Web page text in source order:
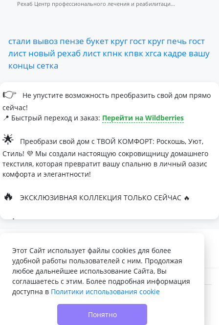
Рехаб Центр профессионального лечения и реабилитаци...
стали вывоз пензе букет круг гост круг печь гост
лист новый рехаблист кпнк кпвкхгса кадре вашу
концы сетка
👉
Не упустите возможность преобразить свой дом прямо
сейчас!
📍 Быстрый переход и заказ: Перейти на Wildberries
🌟
Преобрази свой дом с ТВОЙ КОМФОРТ: Роскошь, Уют,
Стиль! 💜 Мы создали настоящую сокровищницу домашнего
текстиля, которая превратит вашу спальню в личный оазис
комфорта и элегантности!
🔥 ЭКСКЛЮЗИВНАЯ КОЛЛЕКЦИЯ ТОЛЬКО СЕЙЧАС 🔥
🛏
Палитра изысканных оттенков:
- Темно-серый для минималистичных интерьеров
- Сиреневый для романтичных натур
- Персиковый мусс для теплой атмосферы
Шелковые одеяла Тусса - мечта о совершенном сне
Этот Сайт использует файлы cookies для более
удобной работы пользователей с ним. Продолжая
любое дальнейшее использование Сайта, Вы
соглашаетесь с этим. Более подробная информация
доступна в Политики использования cookie
Понятно
© 2022 - 2026 Доска объявлений VELQ.RU